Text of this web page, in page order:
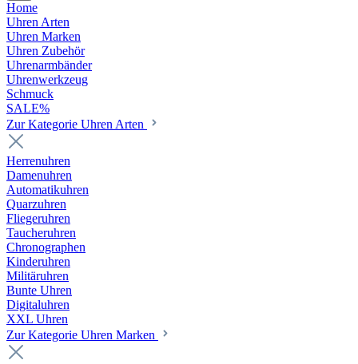
Home
Uhren Arten
Uhren Marken
Uhren Zubehör
Uhrenarmbänder
Uhrenwerkzeug
Schmuck
SALE%
Zur Kategorie Uhren Arten
Herrenuhren
Damenuhren
Automatikuhren
Quarzuhren
Fliegeruhren
Taucheruhren
Chronographen
Kinderuhren
Militäruhren
Bunte Uhren
Digitaluhren
XXL Uhren
Zur Kategorie Uhren Marken